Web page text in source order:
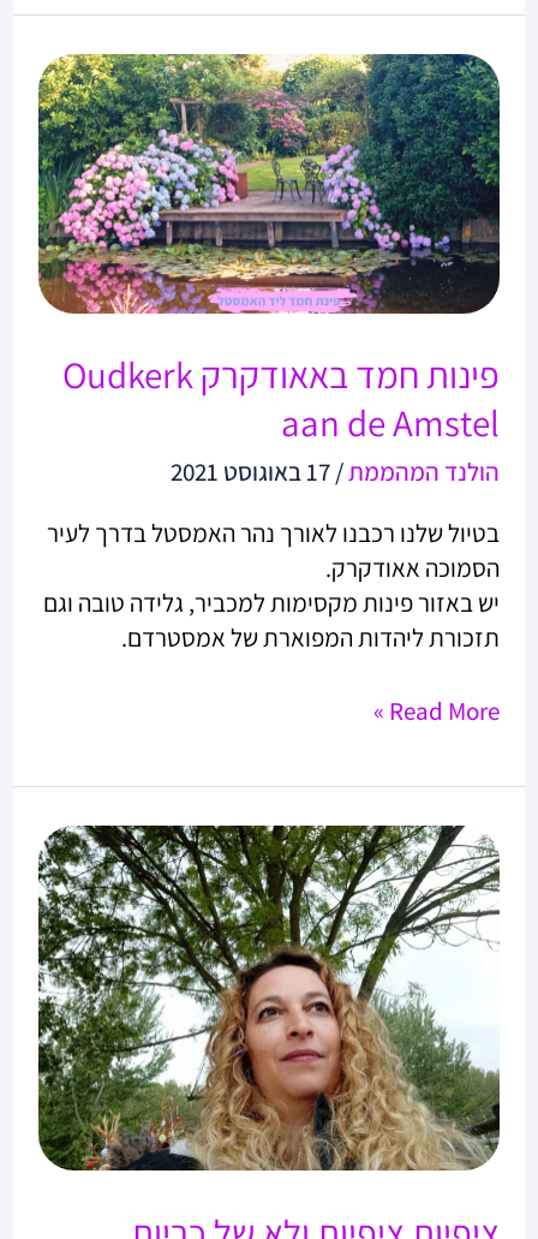
פינות חמד באאודקרק Oudkerk
aan de Amstel
הולנד המהממת/17 באוגוסט 2021
בטיול שלנו רכבנו לאורך נהר האמסטל בדרך לעיר
הסמוכה אאודקרק.
יש באזור פינות מקסימות למכביר, גלידה טובה וגם
תזכורת ליהדות המפוארת של אמסטרדם.
פינות
חמד
באאודקרק
Oudkerk
aan
de
Amstel
Read More »
ציפיות
ציפיות
ולא
של